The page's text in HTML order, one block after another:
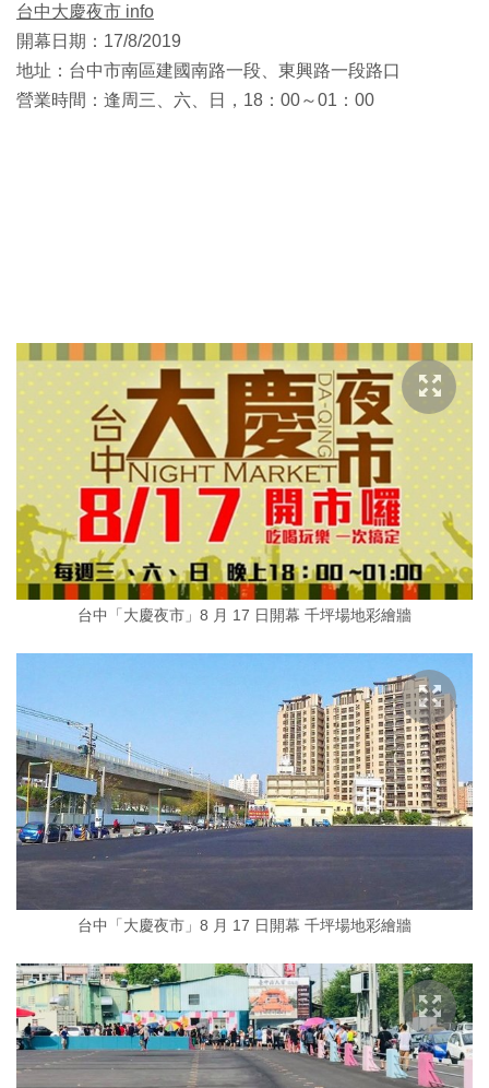
台中大慶夜市 info
開幕日期：17/8/2019
地址：台中市南區建國南路一段、東興路一段路口
營業時間：逢周三、六、日，18：00～01：00
台中「大慶夜市」8 月 17 日開幕 千坪場地彩繪牆
台中「大慶夜市」8 月 17 日開幕 千坪場地彩繪牆